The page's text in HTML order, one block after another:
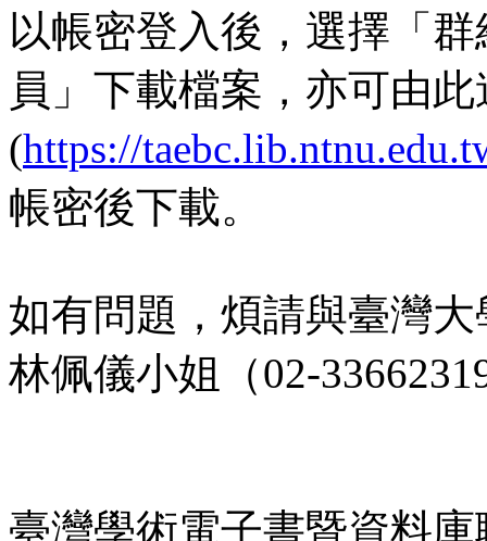
以帳密登入後，選擇「
員」下載檔案，亦可由此
(https://
帳密後下載。
如有問題，煩請與臺灣
林佩儀小姐（02-
臺灣學術電子書暨資料